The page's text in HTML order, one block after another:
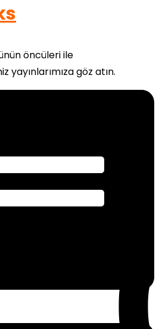
öncüleri ile
yayınlarımıza göz atın.